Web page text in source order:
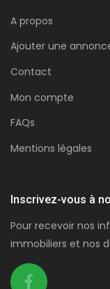
A propos
Ajouter une
Contact
Mon compte
FAQs
Mentions légales
Inscrivez-vous à
Pour recevoir nos
immobiliers et nos